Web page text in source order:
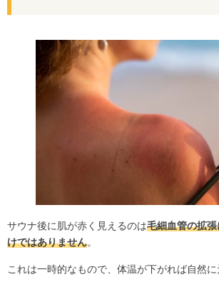
サウナ後に肌が赤く見えるのは毛細血管の拡
けではありません。
これは一時的なもので、体温が下がれば自然に